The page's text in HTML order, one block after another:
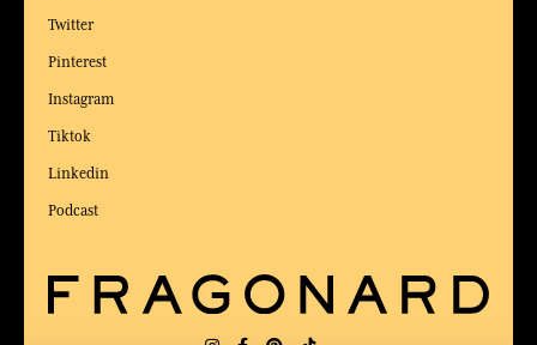
Twitter
Pinterest
Instagram
Tiktok
Linkedin
Podcast